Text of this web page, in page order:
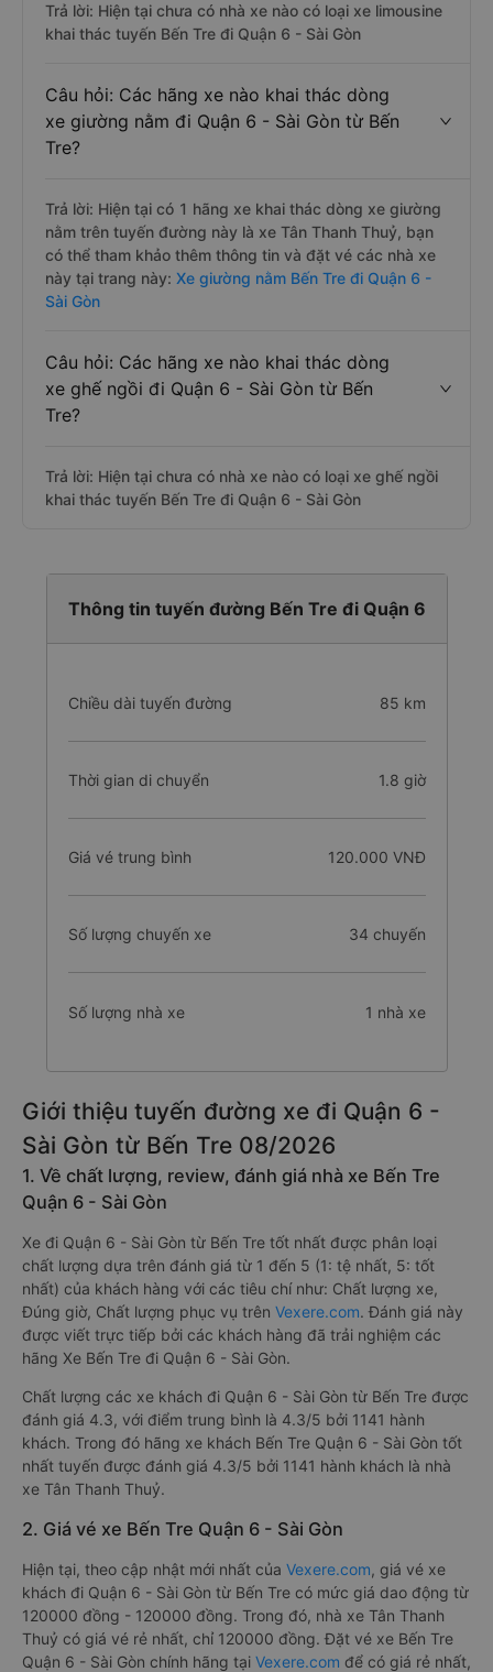
Trả lời: Hiện tại chưa có nhà xe nào có loại xe limousine
khai thác tuyến Bến Tre đi Quận 6 - Sài Gòn
Câu hỏi: Các hãng xe nào khai thác dòng
xe giường nằm đi Quận 6 - Sài Gòn từ Bến
Tre?
Trả lời: Hiện tại có 1 hãng xe khai thác dòng xe giường
nằm trên tuyến đường này là xe Tân Thanh Thuỷ, bạn
có thể tham khảo thêm thông tin và đặt vé các nhà xe
này tại trang này: Xe giường nằm Bến Tre đi Quận 6 -
Sài Gòn
Câu hỏi: Các hãng xe nào khai thác dòng
xe ghế ngồi đi Quận 6 - Sài Gòn từ Bến
Tre?
Trả lời: Hiện tại chưa có nhà xe nào có loại xe ghế ngồi
khai thác tuyến Bến Tre đi Quận 6 - Sài Gòn
Thông tin tuyến đường Bến Tre đi Quận 6
Chiều dài tuyến đường 85 km
Thời gian di chuyển 1.8 giờ
Giá vé trung bình 120.000 VNĐ
Số lượng chuyến xe 34 chuyến
Số lượng nhà xe 1 nhà xe
Giới thiệu tuyến đường xe đi Quận 6 -
Sài Gòn từ Bến Tre 08/2026
1. Về chất lượng, review, đánh giá nhà xe Bến Tre
Quận 6 - Sài Gòn
Xe đi Quận 6 - Sài Gòn từ Bến Tre tốt nhất được phân loại
chất lượng dựa trên đánh giá từ 1 đến 5 (1: tệ nhất, 5: tốt
nhất) của khách hàng với các tiêu chí như: Chất lượng xe,
Đúng giờ, Chất lượng phục vụ trên Vexere.com. Đánh giá này
được viết trực tiếp bởi các khách hàng đã trải nghiệm các
hãng Xe Bến Tre đi Quận 6 - Sài Gòn.
Chất lượng các xe khách đi Quận 6 - Sài Gòn từ Bến Tre được
đánh giá 4.3, với điểm trung bình là 4.3/5 bởi 1141 hành
khách. Trong đó hãng xe khách Bến Tre Quận 6 - Sài Gòn tốt
nhất tuyến được đánh giá 4.3/5 bởi 1141 hành khách là nhà
xe Tân Thanh Thuỷ.
2. Giá vé xe Bến Tre Quận 6 - Sài Gòn
Hiện tại, theo cập nhật mới nhất của Vexere.com, giá vé xe
khách đi Quận 6 - Sài Gòn từ Bến Tre có mức giá dao động từ
120000 đồng - 120000 đồng. Trong đó, nhà xe Tân Thanh
Thuỷ có giá vé rẻ nhất, chỉ 120000 đồng. Đặt vé xe Bến Tre
Quận 6 - Sài Gòn chính hãng tại Vexere.com để có giá rẻ nhất,